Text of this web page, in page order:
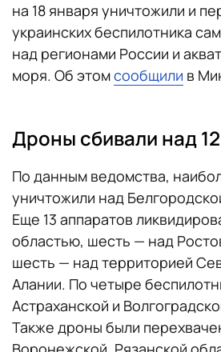
на 18 января уничтожили и
украинских беспилотника
над регионами России и
моря. Об этомсообщили в
Дроны сбивали над
По данным ведомства,
уничтожили над
Еще 13 аппаратов
областью, шесть — над
шесть — над территорией
Алании. По четыре
Астраханской и
Также дроны были